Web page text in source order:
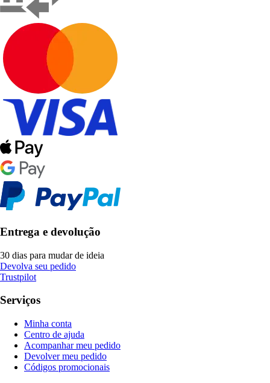
Entrega e devolução
30 dias para mudar de ideia
Devolva seu pedido
Trustpilot
Serviços
Minha conta
Centro de ajuda
Acompanhar meu pedido
Devolver meu pedido
Códigos promocionais